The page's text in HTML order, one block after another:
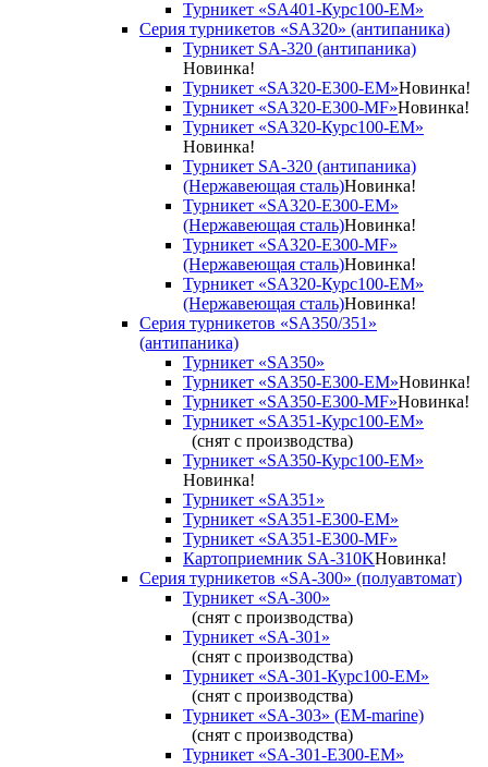
Турникет «SA401-Курс100-EM»
Серия турникетов «SA320» (антипаника)
Турникет SA-320 (антипаника)
Новинка!
Турникет «SA320-Е300-EM»Новинка!
Турникет «SA320-Е300-MF»Новинка!
Турникет «SA320-Курс100-EM»
Новинка!
Турникет SA-320 (антипаника)
(Нержавеющая сталь)Новинка!
Турникет «SA320-Е300-EM»
(Нержавеющая сталь)Новинка!
Турникет «SA320-Е300-MF»
(Нержавеющая сталь)Новинка!
Турникет «SA320-Курс100-EM»
(Нержавеющая сталь)Новинка!
Серия турникетов «SA350/351»
(антипаника)
Турникет «SA350»
Турникет «SA350-Е300-EM»Новинка!
Турникет «SA350-Е300-MF»Новинка!
Турникет «SA351-Курс100-ЕМ»
(снят с производства)
Турникет «SA350-Курс100-EM»
Новинка!
Турникет «SA351»
Турникет «SA351-Е300-ЕМ»
Турникет «SA351-Е300-MF»
Картоприемник SA-310KНовинка!
Серия турникетов «SA-300» (полуавтомат)
Турникет «SA-300»
(снят с производства)
Турникет «SA-301»
(снят с производства)
Турникет «SA-301-Курс100-ЕМ»
(снят с производства)
Турникет «SA-303» (EM-marine)
(снят с производства)
Турникет «SA-301-Е300-ЕМ»